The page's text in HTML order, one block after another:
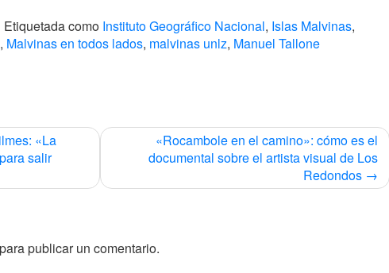
Etiquetada como Instituto Geográfico Nacional, Islas Malvinas,
, Malvinas en todos lados, malvinas unlz, Manuel Tallone
«La
salir
«Rocambole en el camino»: cómo es el
documental sobre el artista visual de Los
Redondos
para publicar un comentario.